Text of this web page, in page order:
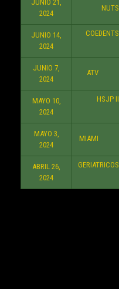
JUNIO 21,
2024
NUTS
JUNIO 14,
2024
COEDENTS
JUNIO 7,
2024
ATV
MAYO 10,
2024
HSJP II
MAYO 3,
2024
MIAMI
ABRIL 26,
2024
GERIATRICOS